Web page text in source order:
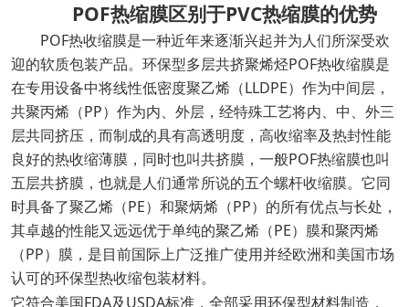
POF热缩膜区别于PVC热缩膜的优势
POF热收缩膜是一种近年来逐渐兴起并为人们所深受欢
迎的软质包装产品。环保型多层共挤聚烯烃POF热收缩膜是
在专用设备中将线性低密度聚乙烯（LLDPE）作为中间层，
共聚丙烯（PP）作为内、外层，经特殊工艺将内、中、外三
层共同挤压，而制成的具有高透明度，高收缩率及热封性能
良好的热收缩薄膜 ，同时也叫共挤膜，一般POF热缩膜也叫
五层共挤膜，也就是人们通常所说的五个螺杆收缩膜。它同
时具备了聚乙烯（PE）和聚炳烯（PP）的所有优点与长处，
其卓越的性能又远远优于单纯的聚乙烯（PE）膜和聚丙烯
（PP）膜，是目前国际上广泛推广使用并经欧洲和美国市场
认可的环保型热收缩包装材料。
它符合美国FDA及USDA标准，全部采用环保型材料制造，